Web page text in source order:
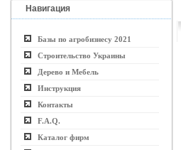
Навигация
Базы по агробизнесу 2021
Строительство Украины
Дерево и Мебель
Инструкция
Контакты
F.A.Q.
Каталог фирм